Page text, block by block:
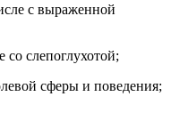
с выраженной
слепоглухотой;
сферы и поведения;